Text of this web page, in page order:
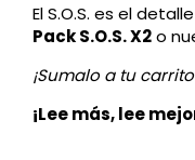
El S.O.S. es el
Pack S.O.S. X2o
¡Sumalo a tu
¡Lee más, lee